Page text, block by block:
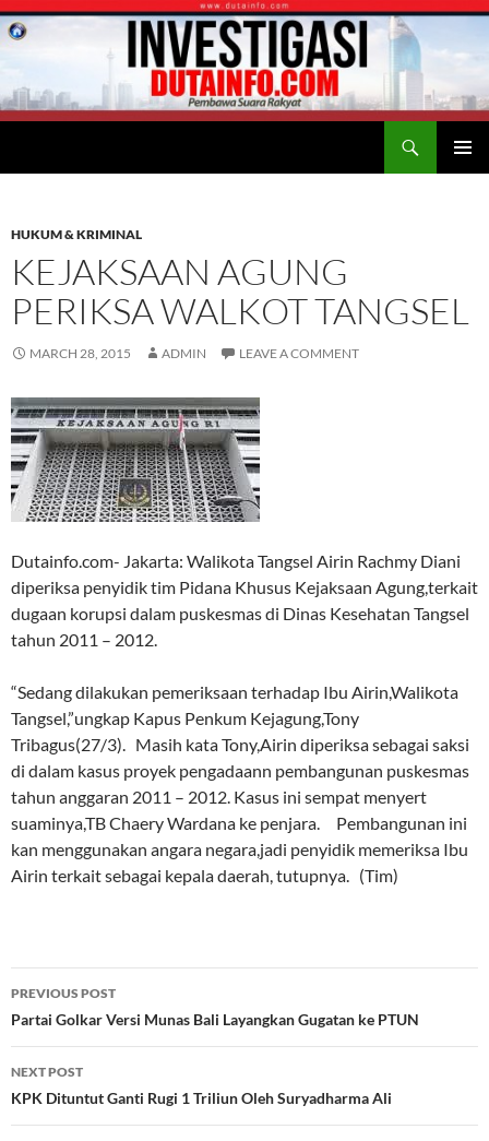
HUKUM & KRIMINAL
KEJAKSAAN AGUNG
PERIKSA WALKOT TANGSEL
MARCH 28, 2015 ADMIN LEAVE A COMMENT
Dutainfo.com- Jakarta: Walikota Tangsel Airin Rachmy Diani
diperiksa penyidik tim Pidana Khusus Kejaksaan Agung,terkait
dugaan korupsi dalam puskesmas di Dinas Kesehatan Tangsel
tahun 2011 – 2012.
“Sedang dilakukan pemeriksaan terhadap Ibu Airin,Walikota
Tangsel,”ungkap Kapus Penkum Kejagung,Tony
Tribagus(27/3). Masih kata Tony,Airin diperiksa sebagai saksi
di dalam kasus proyek pengadaann pembangunan puskesmas
tahun anggaran 2011 – 2012. Kasus ini sempat menyert
suaminya,TB Chaery Wardana ke penjara. Pembangunan ini
kan menggunakan angara negara,jadi penyidik memeriksa Ibu
Airin terkait sebagai kepala daerah, tutupnya. (Tim)
Post
navigation
PREVIOUS POST
Partai Golkar Versi Munas Bali Layangkan Gugatan ke PTUN
NEXT POST
KPK Dituntut Ganti Rugi 1 Triliun Oleh Suryadharma Ali